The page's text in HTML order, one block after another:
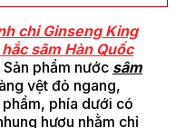
chi Ginseng King
sâm Hàn Quốc
phẩm nước sâm
vệt đỏ ngang,
phía dưới có
hươu nhằm chỉ